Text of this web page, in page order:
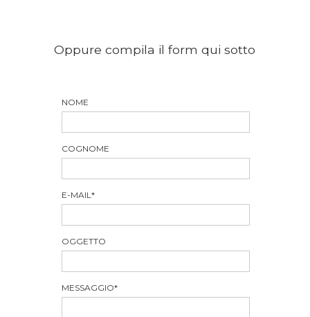
Oppure compila il form qui sotto
NOME
COGNOME
E-MAIL*
OGGETTO
MESSAGGIO*